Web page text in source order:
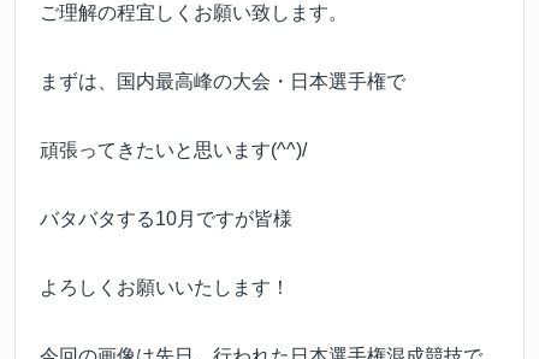
ご理解の程宜しくお願い致します。
まずは、国内最高峰の大会・日本選手権で
頑張ってきたいと思います(^^)/
バタバタする10月ですが皆様
よろしくお願いいたします！